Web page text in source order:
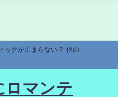
ックが止まらない？-僕の
ロマンテ